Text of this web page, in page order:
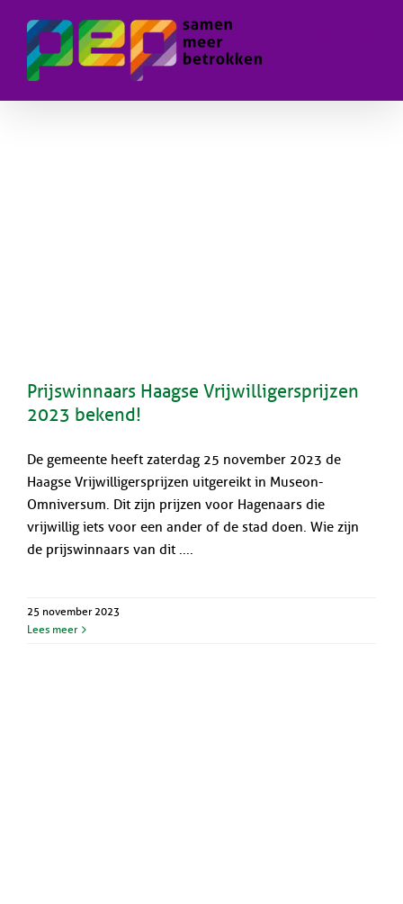
content
Prijswinnaars Haagse Vrijwilligersprijzen
2023 bekend!
De gemeente heeft zaterdag 25 november 2023 de
Haagse Vrijwilligersprijzen uitgereikt in Museon-
Omniversum. Dit zijn prijzen voor Hagenaars die
vrijwillig iets voor een ander of de stad doen. Wie zijn
de prijswinnaars van dit ....
25 november 2023
Lees meer